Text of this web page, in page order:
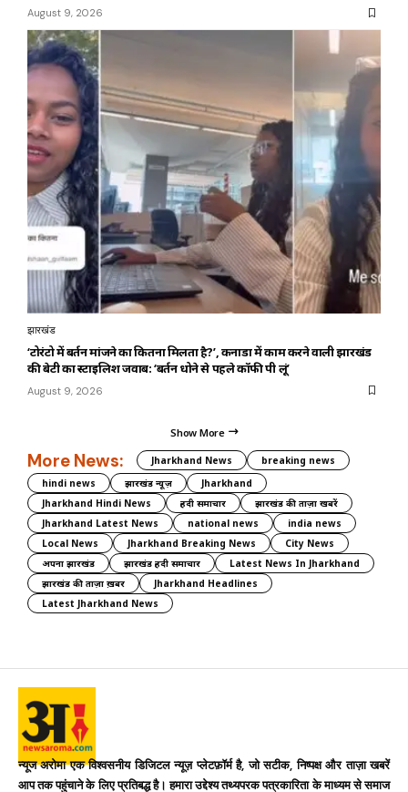
August 9, 2026
झारखंड
‘टोरंटो में बर्तन मांजने का कितना मिलता है?’, कनाडा में काम करने वाली झारखंड
की बेटी का स्टाइलिश जवाब: ‘बर्तन धोने से पहले कॉफी पी लूं’
August 9, 2026
Show More
More News: Jharkhand News
breaking news
hindi news
झारखंड न्यूज़
Jharkhand
Jharkhand Hindi News
हिंदी समाचार
झारखंड की ताज़ा खबरें
Jharkhand Latest News
national news
india news
Local News
Jharkhand Breaking News
City News
अपना झारखंड
झारखंड हिंदी समाचार
Latest News In Jharkhand
झारखंड की ताज़ा ख़बर
Jharkhand Headlines
Latest Jharkhand News
न्यूज अरोमा एक विश्वसनीय डिजिटल न्यूज़ प्लेटफ़ॉर्म है, जो सटीक, निष्पक्ष और ताज़ा खबरें
आप तक पहुंचाने के लिए प्रतिबद्ध है। हमारा उद्देश्य तथ्यपरक पत्रकारिता के माध्यम से समाज